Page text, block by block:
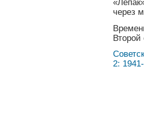
через
2: